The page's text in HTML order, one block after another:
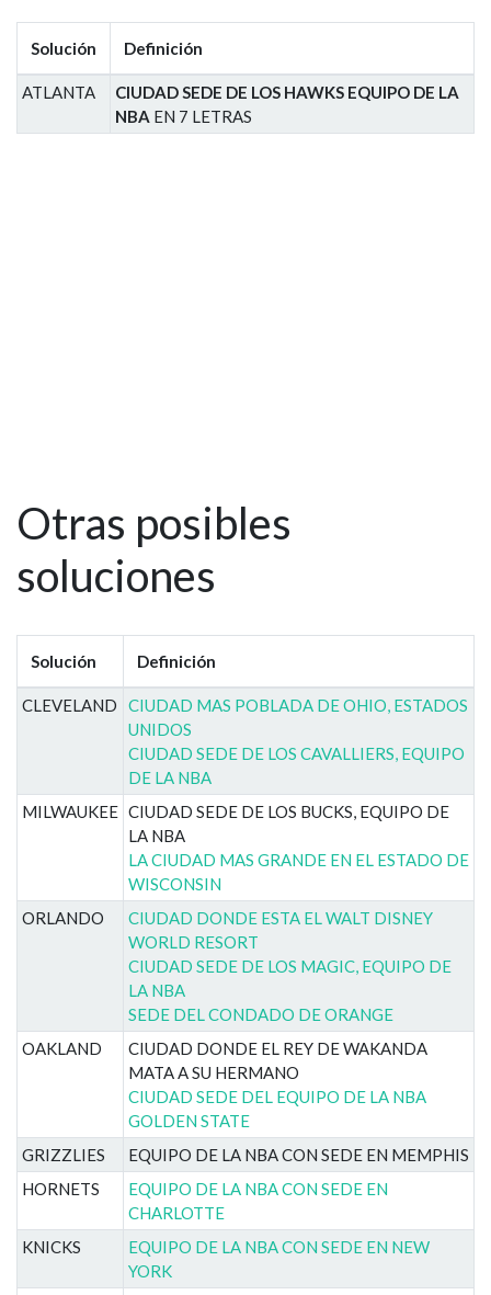
Solución Definición
ATLANTA
CIUDAD SEDE DE LOS HAWKS EQUIPO DE LA
NBA EN 7 LETRAS
Otras posibles
soluciones
Solución Definición
CLEVELAND
CIUDAD MAS POBLADA DE OHIO, ESTADOS
UNIDOS
CIUDAD SEDE DE LOS CAVALLIERS, EQUIPO
DE LA NBA
MILWAUKEE CIUDAD SEDE DE LOS BUCKS, EQUIPO DE
LA NBA
LA CIUDAD MAS GRANDE EN EL ESTADO DE
WISCONSIN
ORLANDO
CIUDAD DONDE ESTA EL WALT DISNEY
WORLD RESORT
CIUDAD SEDE DE LOS MAGIC, EQUIPO DE
LA NBA
SEDE DEL CONDADO DE ORANGE
OAKLAND
CIUDAD DONDE EL REY DE WAKANDA
MATA A SU HERMANO
CIUDAD SEDE DEL EQUIPO DE LA NBA
GOLDEN STATE
GRIZZLIES
EQUIPO DE LA NBA CON SEDE EN MEMPHIS
HORNETS
EQUIPO DE LA NBA CON SEDE EN
CHARLOTTE
KNICKS
EQUIPO DE LA NBA CON SEDE EN NEW
YORK